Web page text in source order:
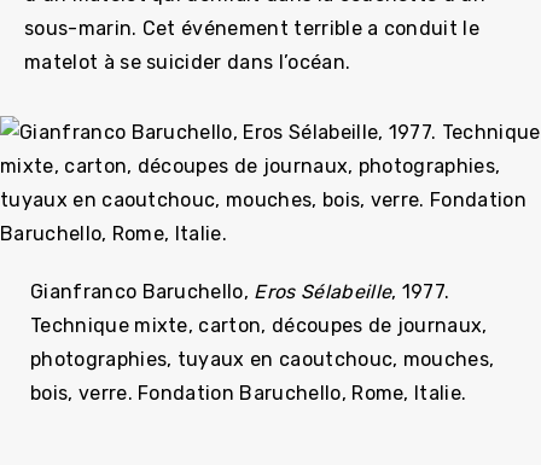
sous-marin. Cet événement terrible a conduit le
matelot à se suicider dans l’océan.
Gianfranco Baruchello, Eros Sélabeille, 1977.
Technique mixte, carton, découpes de journaux,
photographies, tuyaux en caoutchouc, mouches,
bois, verre. Fondation Baruchello, Rome, Italie.